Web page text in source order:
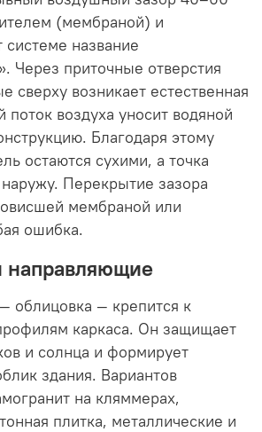
(мембраной) и
системе название
Через приточные отверстия
сверху возникает естественная
поток воздуха уносит водяной
Благодаря этому
остаются сухими, а точка
Перекрытие зазора
мембраной или
ошибка.
направляющие
облицовка — крепится к
каркаса. Он защищает
и солнца и формирует
здания. Вариантов
на кляммерах,
плитка, металлические и